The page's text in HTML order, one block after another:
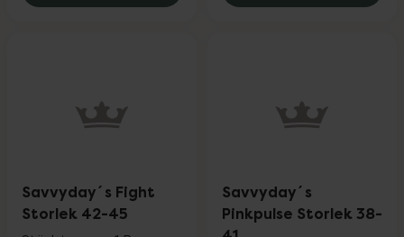
Savvyday´s Fight
Storlek 42-45
Savvyday´s
Pinkpulse Storlek 38-